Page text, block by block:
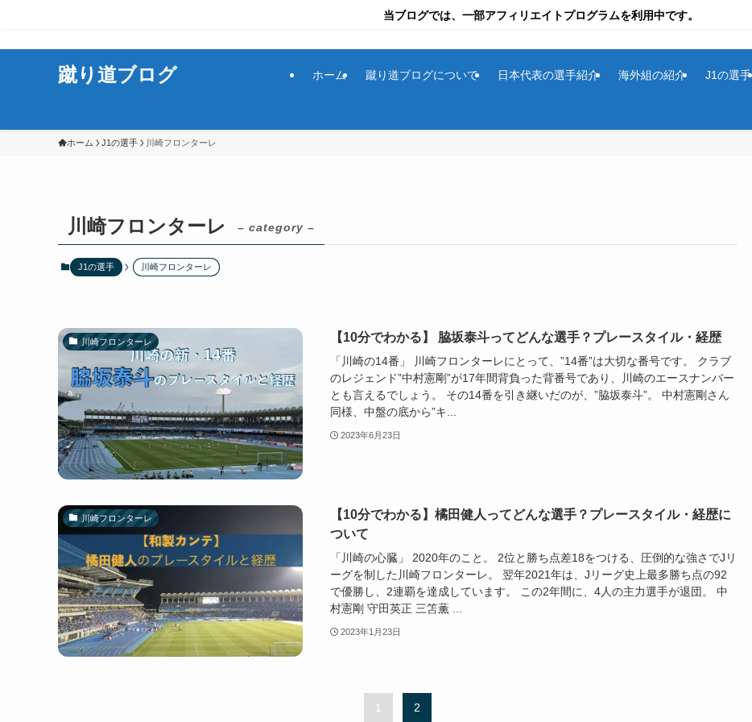
当ブログでは、一部アフィリエイトプログラムを利用中です。
蹴り道ブログ ホーム 蹴り道ブログについて 日本代表の選手紹介 海外組の紹介 J1の選手
ホーム J1の選手 川崎フロンターレ
川崎フロンターレ – category –
J1の選手 川崎フロンターレ
川崎フロンターレ 【10分でわかる】 脇坂泰斗ってどんな選手？プレースタイル・経歴
「川崎の14番」 川崎フロンターレにとって、”14番”は大切な番号です。 クラブ
のレジェンド”中村憲剛”が17年間背負った背番号であり、川崎のエースナンバー
とも言えるでしょう。 その14番を引き継いだのが、”脇坂泰斗”。 中村憲剛さん
同様、中盤の底から”キ...
2023年6月23日
川崎フロンターレ
【10分でわかる】橘田健人ってどんな選手？プレースタイル・経歴に
ついて
「川崎の心臓」 2020年のこと。 2位と勝ち点差18をつける、圧倒的な強さでJリ
ーグを制した川崎フロンターレ。 翌年2021年は、Jリーグ史上最多勝ち点の92
で優勝し、2連覇を達成しています。 この2年間に、4人の主力選手が退団。 中
村憲剛 守田英正 三笘薫 ...
2023年1月23日
1 2